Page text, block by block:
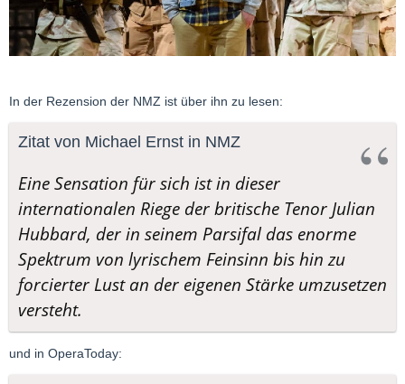
In der Rezension der NMZ ist über ihn zu lesen:
Zitat von Michael Ernst in NMZ
Eine Sensation für sich ist in dieser
internationalen Riege der britische Tenor Julian
Hubbard, der in seinem Parsifal das enorme
Spektrum von lyrischem Feinsinn bis hin zu
forcierter Lust an der eigenen Stärke umzusetzen
versteht.
und in OperaToday: